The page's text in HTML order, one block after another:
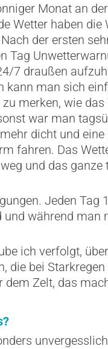
Monat an
Wetter haben
der ersten
Tag
7 draußen
man sich
merken, wie
war man
dicht und
fahren. Das
und das
Jeden
und während
ich verfolgt,
die bei
Zelt, das